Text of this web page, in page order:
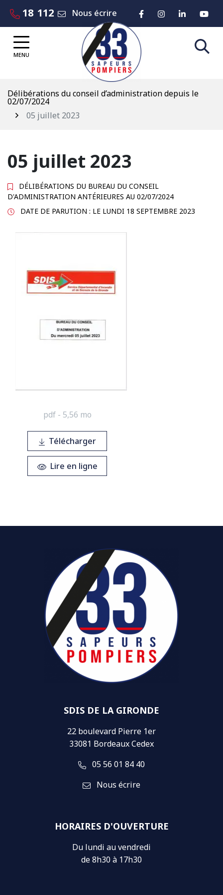
contenu
18 112 Nous écrire Lien vers le compte
Lien vers le
Lien vers
MENU
Délibérations du conseil d’administration depuis le
02/07/2024
05 juillet 2023
05 juillet 2023
DÉLIBÉRATIONS DU BUREAU DU CONSEIL
D'ADMINISTRATION ANTÉRIEURES AU 02/07/2024
DATE DE PARUTION : LE LUNDI 18 SEPTEMBRE 2023
pdf - 5,56 mo
Télécharger
Lire en ligne
SDIS DE LA GIRONDE
22 boulevard Pierre 1er
33081 Bordeaux Cedex
05 56 01 84 40
Nous écrire
HORAIRES D'OUVERTURE
Du lundi au vendredi
de 8h30 à 17h30